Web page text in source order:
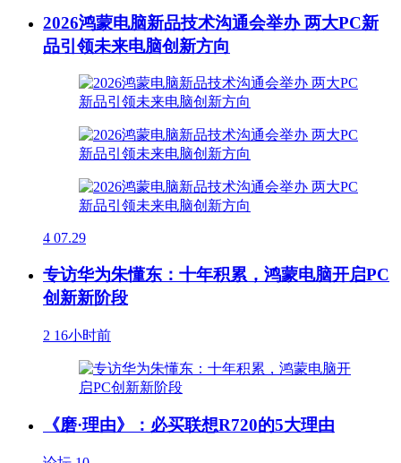
2026鸿蒙电脑新品技术沟通会举办 两大PC新
品引领未来电脑创新方向
4 07.29
专访华为朱懂东：十年积累，鸿蒙电脑开启PC
创新新阶段
2 16小时前
《磨·理由》：必买联想R720的5大理由